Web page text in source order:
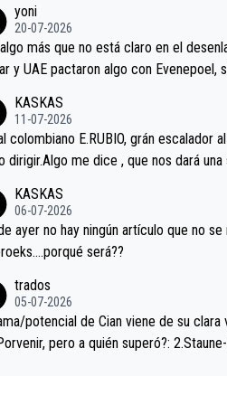
pegado a su rueda. Parecía
que era capaz de controlar el miedo",
yoni
20-07-2026
más que no está claro en el
y UAE pactaron algo con Evenepoel,
pedalear, luego está el saludo con
de una manera muy fraternal, más
en el hombro con que saludaba a
a ver si por querer poner a Del
de podio UAE y Pojacar se van
KASKAS
11-07-2026
colombiano E.RUBIO, grán escalador
abido dirigir.Algo me dice , que nos
KASKAS
06-07-2026
ayer no hay ningún artículo que no se meta
será??
trados
05-07-2026
potencial de Cian viene de su
pero a quién superó?: